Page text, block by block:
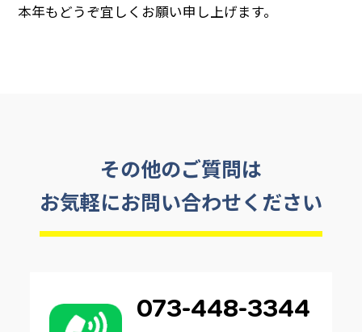
本年もどうぞ宜しくお願い申し上げます。
その他のご質問は
お気軽にお問い合わせください
073-448-3344